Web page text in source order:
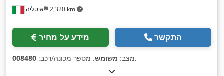
איטליה 2,320 km
מידע על מחיר התקשר
מצב: משומש, מספר מכונה/רכב: 008480 ,